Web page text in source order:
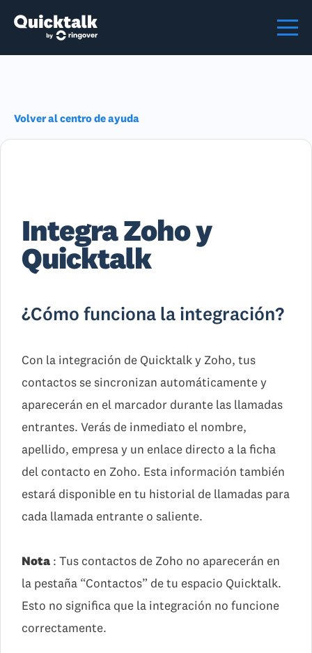
Volver al centro de ayuda
Integra Zoho y
Quicktalk
¿Cómo funciona la integración?
Con la integración de Quicktalk y Zoho, tus
contactos se sincronizan automáticamente y
aparecerán en el marcador durante las llamadas
entrantes. Verás de inmediato el nombre,
apellido, empresa y un enlace directo a la ficha
del contacto en Zoho. Esta información también
estará disponible en tu historial de llamadas para
cada llamada entrante o saliente.
Nota : Tus contactos de Zoho no aparecerán en
la pestaña “Contactos” de tu espacio Quicktalk.
Esto no significa que la integración no funcione
correctamente.